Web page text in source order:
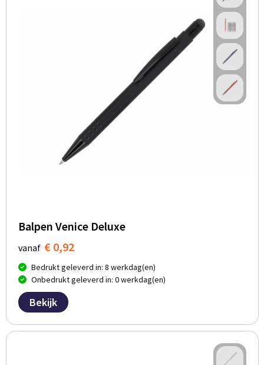
Balpen Venice Deluxe
vanaf € 0,92
Bedrukt geleverd in: 8 werkdag(en)
Onbedrukt geleverd in: 0 werkdag(en)
Bekijk